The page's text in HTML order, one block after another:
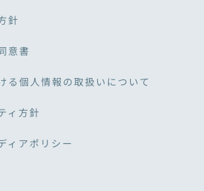
針
意書
る個人情報の取扱いについて
ィ方針
ィアポリシー